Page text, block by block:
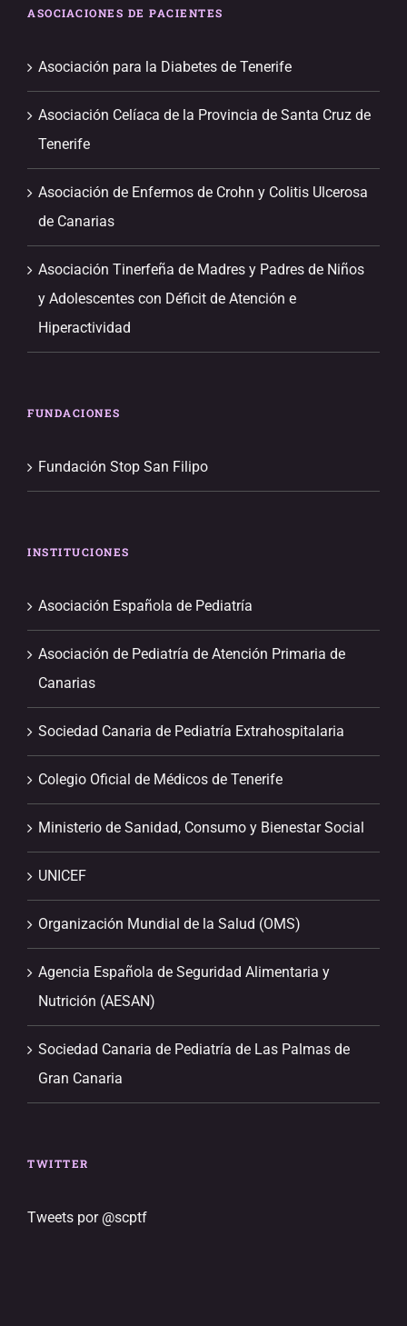
ASOCIACIONES DE PACIENTES
Asociación para la Diabetes de Tenerife
Asociación Celíaca de la Provincia de Santa Cruz de
Tenerife
Asociación de Enfermos de Crohn y Colitis Ulcerosa
de Canarias
Asociación Tinerfeña de Madres y Padres de Niños
y Adolescentes con Déficit de Atención e
Hiperactividad
FUNDACIONES
Fundación Stop San Filipo
INSTITUCIONES
Asociación Española de Pediatría
Asociación de Pediatría de Atención Primaria de
Canarias
Sociedad Canaria de Pediatría Extrahospitalaria
Colegio Oficial de Médicos de Tenerife
Ministerio de Sanidad, Consumo y Bienestar Social
UNICEF
Organización Mundial de la Salud (OMS)
Agencia Española de Seguridad Alimentaria y
Nutrición (AESAN)
Sociedad Canaria de Pediatría de Las Palmas de
Gran Canaria
TWITTER
Tweets por @scptf